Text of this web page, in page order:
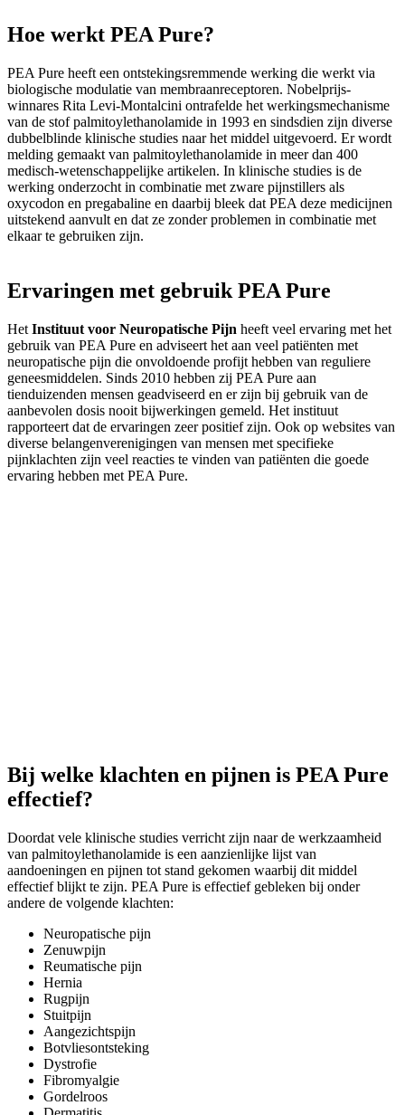
Hoe werkt PEA Pure?
PEA Pure heeft een ontstekingsremmende werking die werkt via
biologische modulatie van membraanreceptoren. Nobelprijs-
winnares Rita Levi-Montalcini ontrafelde het werkingsmechanisme
van de stof palmitoylethanolamide in 1993 en sindsdien zijn diverse
dubbelblinde klinische studies naar het middel uitgevoerd. Er wordt
melding gemaakt van palmitoylethanolamide in meer dan 400
medisch-wetenschappelijke artikelen. In klinische studies is de
werking onderzocht in combinatie met zware pijnstillers als
oxycodon en pregabaline en daarbij bleek dat PEA deze medicijnen
uitstekend aanvult en dat ze zonder problemen in combinatie met
elkaar te gebruiken zijn.
Ervaringen met gebruik PEA Pure
Het Instituut voor Neuropatische Pijn heeft veel ervaring met het
gebruik van PEA Pure en adviseert het aan veel patiënten met
neuropatische pijn die onvoldoende profijt hebben van reguliere
geneesmiddelen. Sinds 2010 hebben zij PEA Pure aan
tienduizenden mensen geadviseerd en er zijn bij gebruik van de
aanbevolen dosis nooit bijwerkingen gemeld. Het instituut
rapporteert dat de ervaringen zeer positief zijn. Ook op websites van
diverse belangenverenigingen van mensen met specifieke
pijnklachten zijn veel reacties te vinden van patiënten die goede
ervaring hebben met PEA Pure.
Bij welke klachten en pijnen is PEA Pure
effectief?
Doordat vele klinische studies verricht zijn naar de werkzaamheid
van palmitoylethanolamide is een aanzienlijke lijst van
aandoeningen en pijnen tot stand gekomen waarbij dit middel
effectief blijkt te zijn. PEA Pure is effectief gebleken bij onder
andere de volgende klachten:
Neuropatische pijn
Zenuwpijn
Reumatische pijn
Hernia
Rugpijn
Stuitpijn
Aangezichtspijn
Botvliesontsteking
Dystrofie
Fibromyalgie
Gordelroos